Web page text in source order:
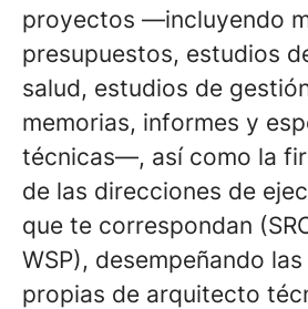
proyectos —incluyendo
presupuestos, estudios
salud, estudios de
memorias, informes y
técnicas—, así como la
de las direcciones de
que te correspondan
WSP), desempeñando
propias de arquitecto